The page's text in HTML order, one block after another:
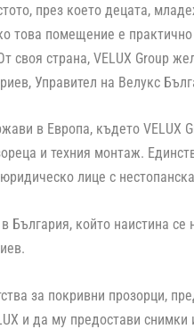
през което децата,
това помещение е
страна, VELUX Group
Управител на Велукс
в Европа, където VELUX
и техния монтаж.
лице с
България, който наистина
за покривни прозорци,
и да му предостави